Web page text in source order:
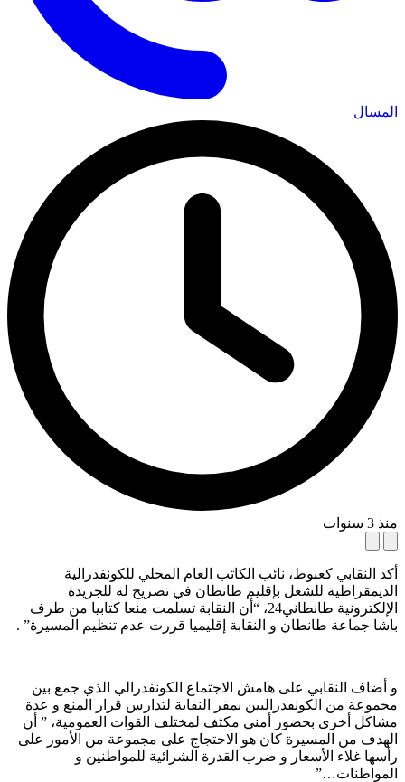
المسال
منذ 3 سنوات
أكد النقابي كعبوط، نائب الكاتب العام المحلي للكونفدرالية
الديمقراطية للشغل بإقليم طانطان في تصريح له للجريدة
الإلكترونية طانطاني24، “أن النقابة تسلمت منعا كتابيا من طرف
باشا جماعة طانطان و النقابة إقليميا قررت عدم تنظيم المسيرة” .
و أضاف النقابي على هامش الاجتماع الكونفدرالي الذي جمع بين
مجموعة من الكونفدراليين بمقر النقابة لتدارس قرار المنع و عدة
مشاكل أخرى بحضور أمني مكثف لمختلف القوات العمومية، ” أن
الهدف من المسيرة كان هو الاحتجاج على مجموعة من الأمور على
رأسها غلاء الأسعار و ضرب القدرة الشرائية للمواطنين و
المواطنات…”